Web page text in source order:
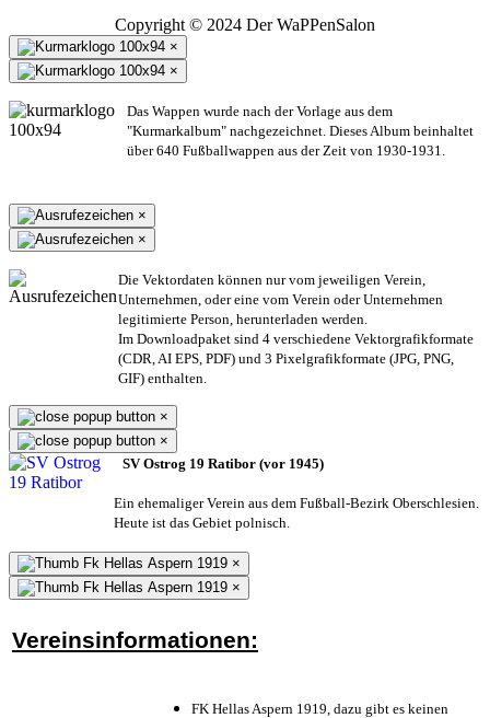
Copyright © 2024 Der WaPPenSalon
×
×
Das Wappen wurde nach der Vorlage aus dem
"Kurmarkalbum" nachgezeichnet. Dieses Album beinhaltet
über 640 Fußballwappen aus der Zeit von 1930-1931.
×
×
Die Vektordaten können nur vom jeweiligen Verein,
Unternehmen, oder eine vom Verein oder Unternehmen
legitimierte Person, herunterladen werden.
Im Downloadpaket sind 4 verschiedene Vektorgrafikformate
(CDR, AI EPS, PDF) und 3 Pixelgrafikformate (JPG, PNG,
GIF) enthalten.
×
×
SV Ostrog 19 Ratibor (vor 1945)
Ein ehemaliger Verein aus dem Fußball-Bezirk Oberschlesien.
Heute ist das Gebiet polnisch.
×
×
Vereinsinformationen:
FK Hellas Aspern 1919, dazu gibt es keinen